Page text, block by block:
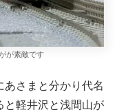
が素敵です
あさまと分かり代名
と軽井沢と浅間山が